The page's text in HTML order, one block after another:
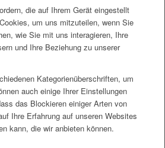
die auf Ihrem Gerät eingestellt
um uns mitzuteilen, wenn Sie
wie Sie mit uns interagieren, Ihre
und Ihre Beziehung zu unserer
Kategorienüberschriften, um
auch einige Ihrer Einstellungen
das Blockieren einiger Arten von
Ihre Erfahrung auf unseren Websites
kann, die wir anbieten können.